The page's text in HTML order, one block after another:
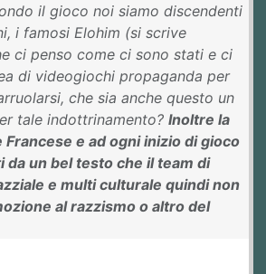
il gioco noi siamo discendenti
i famosi Elohim (si scrive
ci penso come ci sono stati e ci
di videogiochi propaganda per
che sia anche questo un
tale indottrinamento? Inoltre la
e ad ogni inizio di gioco
da un bel testo che il team di
e multi culturale quindi non
al razzismo o altro del